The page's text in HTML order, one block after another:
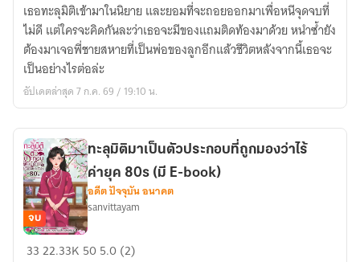
ไป
เปลี่ยน
ชะตา
นาง
ร้าย
70
เธอทะลุมิติเข้ามาในนิยาย และยอมที่จะถอยออกมาเพื่อหนีจุดจบที่
ไม่ดี แต่ใครจะคิดกันละว่าเธอจะมีของแถมติดท้องมาด้วย หนำซ้ำยัง
ต้องมาเจอพี่ชายสหายที่เป็นพ่อของลูกอีกแล้วชีวิตหลังจากนี้เธอจะ
เป็นอย่างไรต่อล่ะ
อัปเดตล่าสุด 7 ก.ค. 69 / 19:10 น.
ทะลุ
จบ
ทะลุมิติมาเป็นตัวประกอบที่ถูกมองว่าไร้
ค่ายุค 80s (มี E-book)
อดีต ปัจจุบัน อนาคต
sanvittayam
3322.33K 505.0 (2)